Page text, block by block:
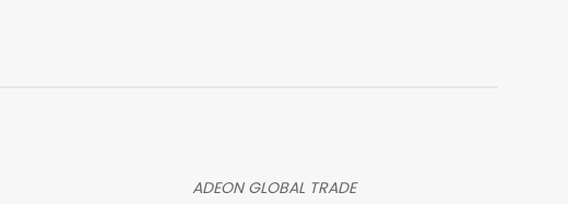
ADEON GLOBAL TRADE